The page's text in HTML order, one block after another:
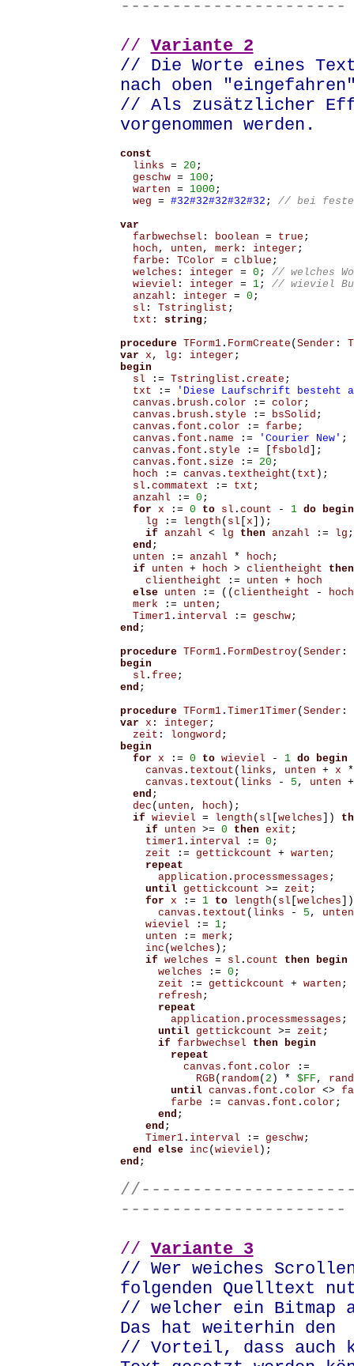
----------------------
// Variante 2
// Die Worte eines
nach oben
// Als zusätzlicher
vorgenommen werden.
const
links = 20 ;
geschw = 100 ;
warten = 1000 ;
weg = #32#32#32#32#32 ;
var
farbwechsel : boolean = true ;
hoch , unten , merk : integer ;
farbe : TColor = clblue ;
welches : integer = 0 ;
wieviel : integer = 1;
anzahl : integer = 0 ;
sl : Tstringlist ;
txt : string ;
procedure TForm1. FormCreate ( Sender :
var x , lg : integer ;
begin
sl
:= Tstringlist . create ;
txt
:=
'Diese Laufschrift besteht
canvas . brush . color := color ;
canvas . brush . style := bsSolid ;
canvas . font . color := farbe ;
canvas . font . name := 'Courier New' ;
canvas . font . style := fsbold ];
canvas . font . size := 20 ;
hoch
:= canvas . textheight ( txt );
sl . commatext := txt ;
anzahl
:= 0 ;
for x := 0 to sl . count - 1 do begin
lg
:= length ( sl x ]);
if anzahl < lg then anzahl := lg ;
end ;
unten
:= anzahl * hoch ;
if
unten + hoch > clientheight
then
clientheight
:= unten +
hoch
else
unten := (( clientheight - hoch
merk
:= unten ;
Timer1. interval := geschw;
end ;
procedure TForm1. FormDestroy( Sender :
begin
sl . free ;
end ;
procedure TForm1. Timer1Timer ( Sender :
var x : integer ;
zeit : longword ;
begin
for x := 0 to wieviel - 1 do begin
canvas . textout ( links , unten + x
*
canvas . textout ( links - 5 , unten +
end ;
dec ( unten , hoch );
if wieviel = length ( sl welches ])
if
unten >= 0 then exit ;
timer1. interval := 0 ;
zeit
:= gettickcount + warten ;
repeat
application . processmessages ;
until
gettickcount >= zeit ;
for x := 1 to length ( sl welches ])
canvas . textout ( links - 5 ,
unten
wieviel
:= 1;
unten
:= merk ;
inc ( welches );
if welches = sl . count then begin
welches
:= 0 ;
zeit
:= gettickcount + warten ;
refresh ;
repeat
application . processmessages ;
until
gettickcount >= zeit ;
if farbwechsel then begin
repeat
canvas . font . color
:=
RGB( random( 2 ) * $FF ,
until canvas . font . color <>
farbe
:= canvas . font . color ;
end ;
end ;
Timer1. interval := geschw;
end else inc ( wieviel );
end ;
----------------------
// Variante 3
// Wer weiches
folgenden Quelltext
// welcher ein Bitmap
Das hat weiterhin den
// Vorteil, dass auch